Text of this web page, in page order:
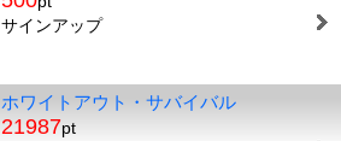
サインアップ
ホワイトアウト・サバイバル
21987pt